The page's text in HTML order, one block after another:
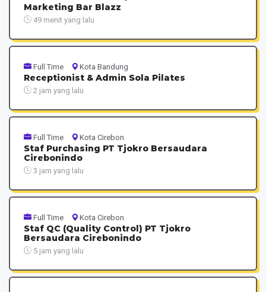
Marketing Bar Blazz
49 menit yang lalu
Full Time Kota Bandung
Receptionist & Admin Sola Pilates
2 jam yang lalu
Full Time Kota Cirebon
Staf Purchasing PT Tjokro Bersaudara
Cirebonindo
3 jam yang lalu
Full Time Kota Cirebon
Staf QC (Quality Control) PT Tjokro
Bersaudara Cirebonindo
5 jam yang lalu